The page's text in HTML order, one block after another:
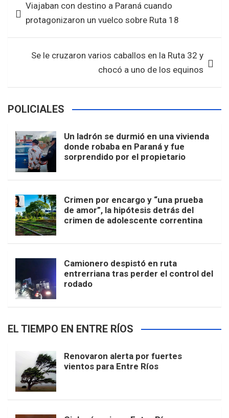
o
o
k
A
p
p
de
entradas
Viajaban con destino a Paraná cuando
protagonizaron un vuelco sobre Ruta 18
Se le cruzaron varios caballos en la Ruta 32 y
chocó a uno de los equinos
POLICIALES
Un ladrón se durmió en una vivienda
donde robaba en Paraná y fue
sorprendido por el propietario
Crimen por encargo y “una prueba
de amor”, la hipótesis detrás del
crimen de adolescente correntina
Camionero despistó en ruta
entrerriana tras perder el control del
rodado
EL TIEMPO EN ENTRE RÍOS
Renovaron alerta por fuertes
vientos para Entre Ríos